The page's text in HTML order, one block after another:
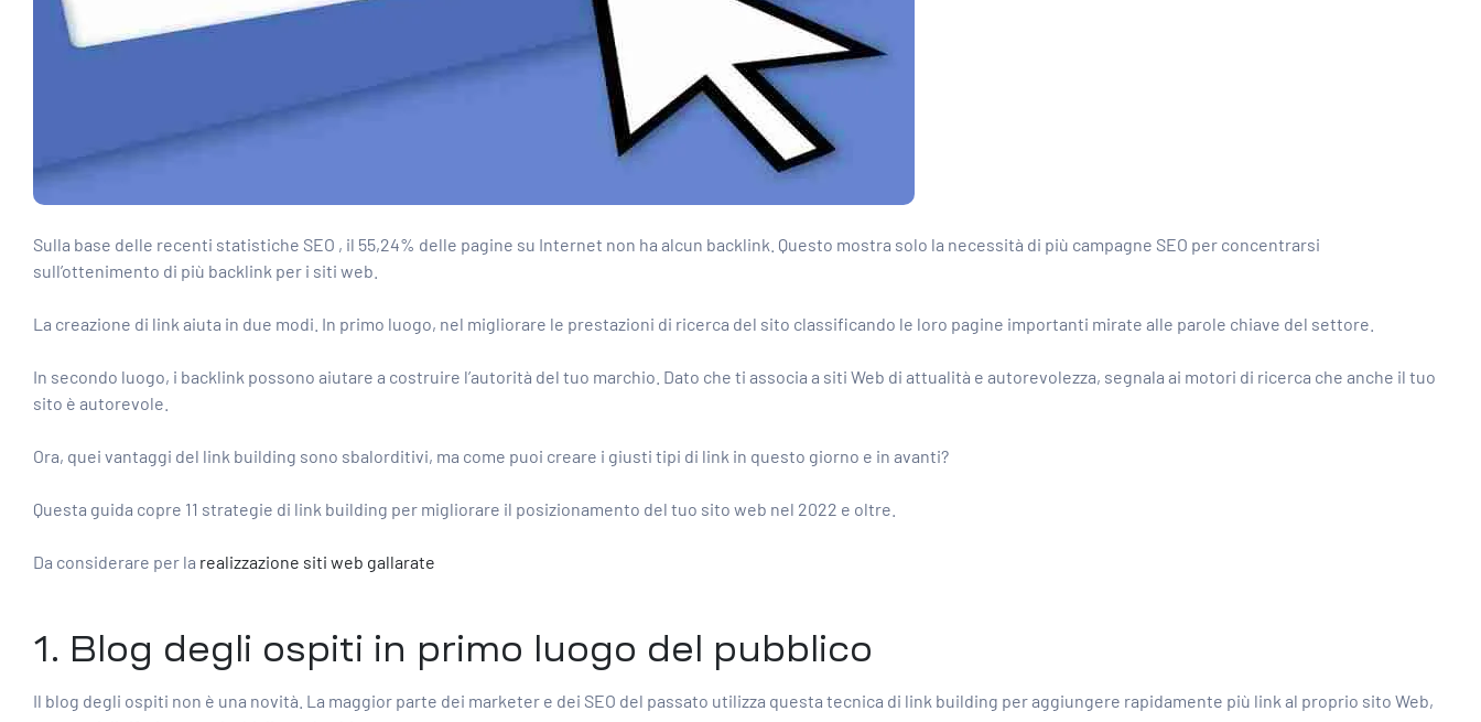
Sulla base delle recenti statistiche SEO , il 55,24% delle pagine su Internet non ha alcun backlink. Questo mostra solo la necessità di più campagne SEO per concentrarsi
sull’ottenimento di più backlink per i siti web.
La creazione di link aiuta in due modi. In primo luogo, nel migliorare le prestazioni di ricerca del sito classificando le loro pagine importanti mirate alle parole chiave del settore.
In secondo luogo, i backlink possono aiutare a costruire l’autorità del tuo marchio. Dato che ti associa a siti Web di attualità e autorevolezza, segnala ai motori di ricerca che anche il tuo
sito è autorevole.
Ora, quei vantaggi del link building sono sbalorditivi, ma come puoi creare i giusti tipi di link in questo giorno e in avanti?
Questa guida copre 11 strategie di link building per migliorare il posizionamento del tuo sito web nel 2022 e oltre.
Da considerare per la realizzazione siti web gallarate
1. Blog degli ospiti in primo luogo del pubblico
Il blog degli ospiti non è una novità. La maggior parte dei marketer e dei SEO del passato utilizza questa tecnica di link building per aggiungere rapidamente più link al proprio sito Web,